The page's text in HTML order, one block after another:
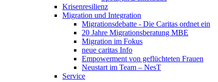
Krisenresilienz
Migration und Integration
Migrationsdebatte - Die Caritas ordnet ein
20 Jahre Migrationsberatung MBE
Migration im Fokus
neue caritas Info
Empowerment von geflüchteten Frauen
Neustart im Team – NesT
Service